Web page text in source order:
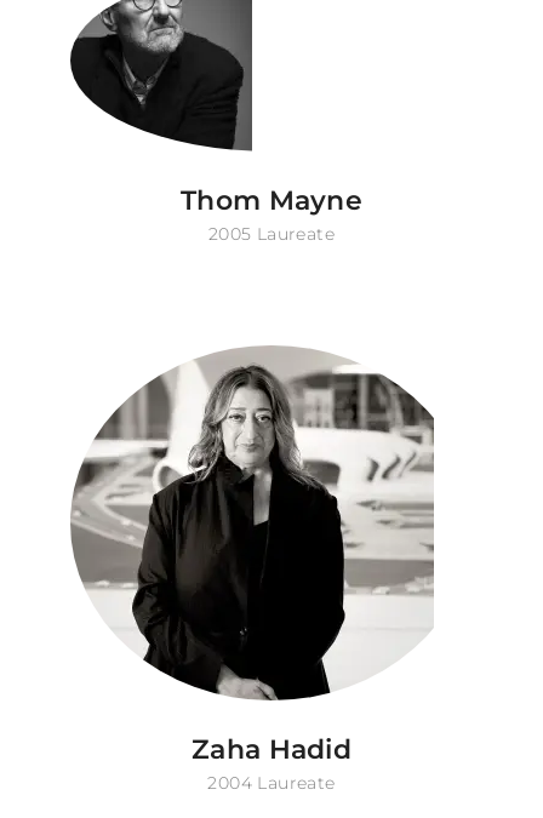
Thom Mayne
2005 Laureate
Zaha Hadid
2004 Laureate